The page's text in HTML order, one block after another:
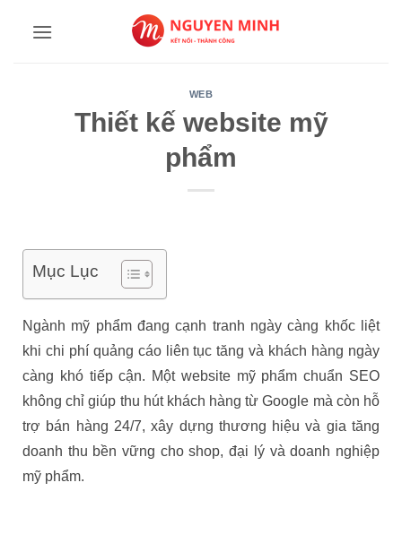
WEB
Thiết kế website mỹ
phẩm
Mục Lục
Ngành mỹ phẩm đang cạnh tranh ngày càng khốc liệt
khi chi phí quảng cáo liên tục tăng và khách hàng ngày
càng khó tiếp cận. Một website mỹ phẩm chuẩn SEO
không chỉ giúp thu hút khách hàng từ Google mà còn hỗ
trợ bán hàng 24/7, xây dựng thương hiệu và gia tăng
doanh thu bền vững cho shop, đại lý và doanh nghiệp
mỹ phẩm.